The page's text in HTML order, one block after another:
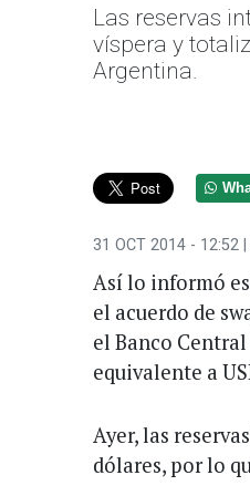
Las reservas
víspera y
Argentina.
31 OCT 2014 - 12:52
Así lo informó
el acuerdo de
el Banco
equivalente a
Ayer, las
dólares, por lo